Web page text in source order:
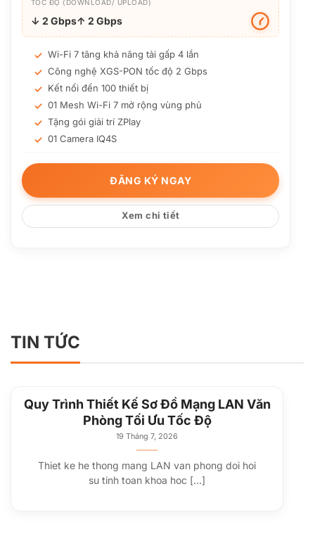
TỐC ĐỘ (DOWNLOAD/ UPLOAD)
↓ 2 Gbps↑ 2 Gbps
Wi-Fi 7 tăng khả năng tải gấp 4 lần
Công nghệ XGS-PON tốc độ 2 Gbps
Kết nối đến 100 thiết bị
01 Mesh Wi-Fi 7 mở rộng vùng phủ
Tặng gói giải trí ZPlay
01 Camera IQ4S
ĐĂNG KÝ NGAY
Xem chi tiết
TIN TỨC
Quy Trình Thiết Kế Sơ Đồ Mạng LAN Văn
Phòng Tối Ưu Tốc Độ
19 Tháng 7, 2026
Thiet ke he thong mang LAN van phong doi hoi
su tinh toan khoa hoc [...]